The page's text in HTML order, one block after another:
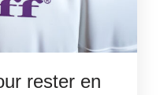
rester en